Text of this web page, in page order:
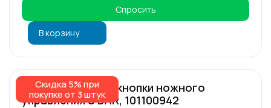
Спросить
В корзину
Скидка 5% при
покупке от 3 штук
Резиновая часть кнопки ножного
управления S BAR, 101100942